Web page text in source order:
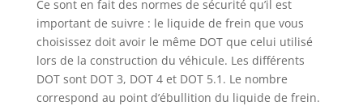
Ce sont en fait des normes de sécurité qu’il est
important de suivre : le liquide de frein que vous
choisissez doit avoir le même DOT que celui utilisé
lors de la construction du véhicule. Les différents
DOT sont DOT 3, DOT 4 et DOT 5.1. Le nombre
correspond au point d’ébullition du liquide de frein.